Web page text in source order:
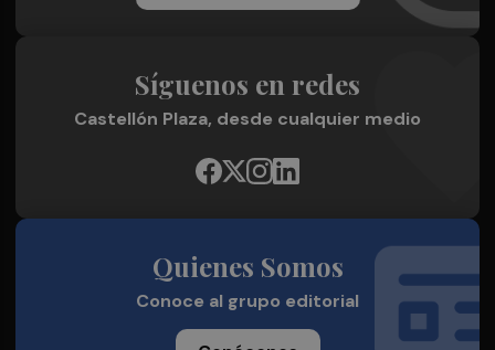
Síguenos en redes
Castellón Plaza, desde cualquier medio
Quienes Somos
Conoce al grupo editorial